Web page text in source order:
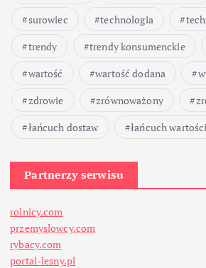
surowiec
technologia
trendy
trendy konsumenckie
wartość
wartość dodana
zdrowie
zrównoważony
łańcuch dostaw
łańcuch wartości
Partnerzy serwisu
rolnicy.com
przemyslowcy.com
rybacy.com
portal-lesny.pl